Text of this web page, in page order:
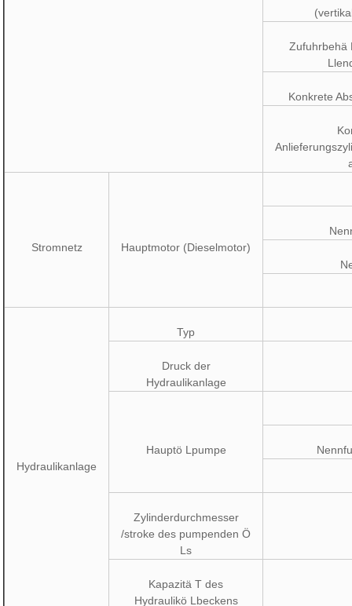
Zufuhrbehä
Konkrete
Stromnetz Hauptmotor (Dieselmotor)
Hydraulikanlage
Typ
Druck der
Hydraulikanlage
Hauptö Lpumpe
Zylinderdurchmesser
/stroke des pumpenden Ö
Ls
Kapazitä T des
Hydraulikö Lbeckens